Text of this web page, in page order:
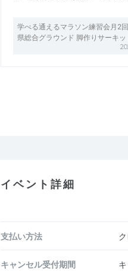
学べる通えるマラソン練習会月2
県総合グラウンド 脚作りサーキ
イベント詳細
支払い方法
キャンセル受付期間